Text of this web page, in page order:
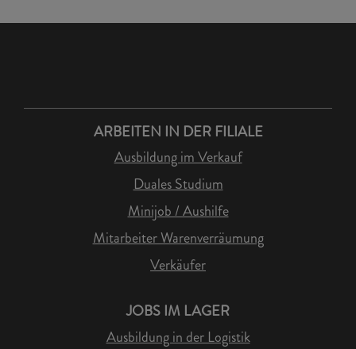
ARBEITEN IN DER FILIALE
Ausbildung im Verkauf
Duales Studium
Minijob / Aushilfe
Mitarbeiter Warenverräumung
Verkäufer
JOBS IM LAGER
Ausbildung in der Logistik